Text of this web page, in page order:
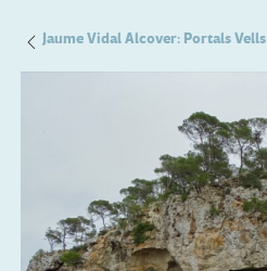
Jaume Vidal Alcover: Portals Vells